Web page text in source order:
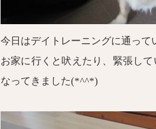
今日はデイトレーニングに通っ
お家に行くと吠えたり、緊張し
なってきました(*^^*)